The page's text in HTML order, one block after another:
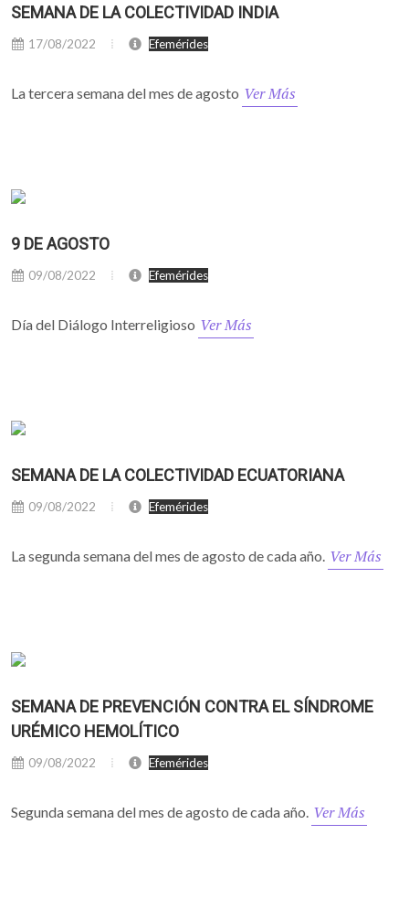
SEMANA DE LA COLECTIVIDAD INDIA
17/08/2022 Efemérides
La tercera semana del mes de agosto Ver Más
9 DE AGOSTO
09/08/2022 Efemérides
Día del Diálogo Interreligioso Ver Más
SEMANA DE LA COLECTIVIDAD ECUATORIANA
09/08/2022 Efemérides
La segunda semana del mes de agosto de cada año. Ver Más
SEMANA DE PREVENCIÓN CONTRA EL SÍNDROME
URÉMICO HEMOLÍTICO
09/08/2022 Efemérides
Segunda semana del mes de agosto de cada año. Ver Más